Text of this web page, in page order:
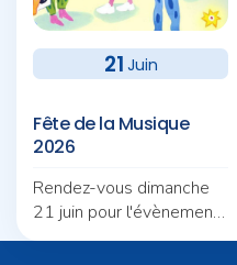
21 Juin
Fête de la Musique
2026
Rendez-vous dimanche
21 juin pour l'évènement
musical le plus attendu